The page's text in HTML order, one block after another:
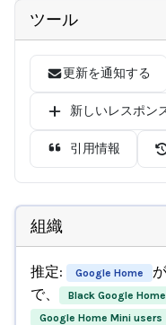
ツール
更新を通知する
新しいレスポン
引用情報
組織
推定: Google Home
で、
Black Google
Google Home Mini users